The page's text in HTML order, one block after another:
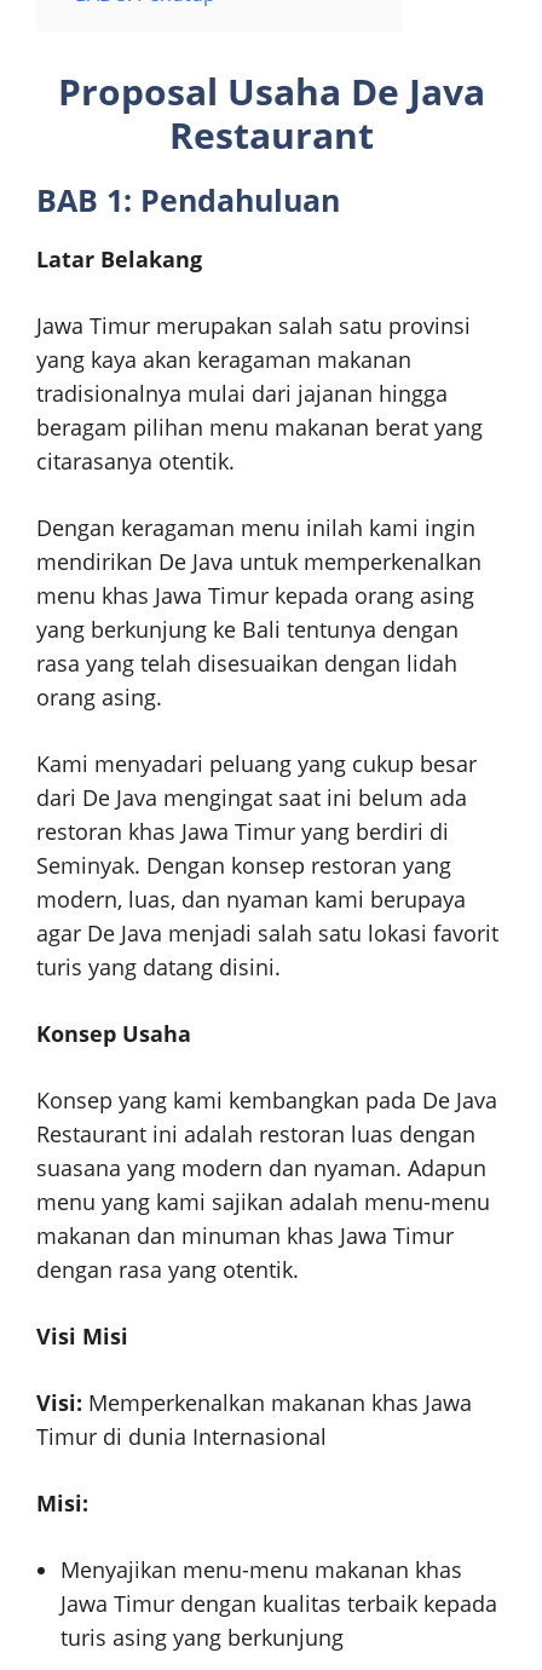
Proposal Usaha De Java
Restaurant
BAB 1: Pendahuluan
Latar Belakang
Jawa Timur merupakan salah satu provinsi
yang kaya akan keragaman makanan
tradisionalnya mulai dari jajanan hingga
beragam pilihan menu makanan berat yang
citarasanya otentik.
Dengan keragaman menu inilah kami ingin
mendirikan De Java untuk memperkenalkan
menu khas Jawa Timur kepada orang asing
yang berkunjung ke Bali tentunya dengan
rasa yang telah disesuaikan dengan lidah
orang asing.
Kami menyadari peluang yang cukup besar
dari De Java mengingat saat ini belum ada
restoran khas Jawa Timur yang berdiri di
Seminyak. Dengan konsep restoran yang
modern, luas, dan nyaman kami berupaya
agar De Java menjadi salah satu lokasi favorit
turis yang datang disini.
Konsep Usaha
Konsep yang kami kembangkan pada De Java
Restaurant ini adalah restoran luas dengan
suasana yang modern dan nyaman. Adapun
menu yang kami sajikan adalah menu-menu
makanan dan minuman khas Jawa Timur
dengan rasa yang otentik.
Visi Misi
Visi: Memperkenalkan makanan khas Jawa
Timur di dunia Internasional
Misi:
Menyajikan menu-menu makanan khas
Jawa Timur dengan kualitas terbaik kepada
turis asing yang berkunjung